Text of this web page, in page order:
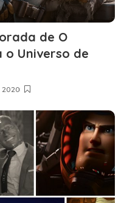
de O
Universo de
2020